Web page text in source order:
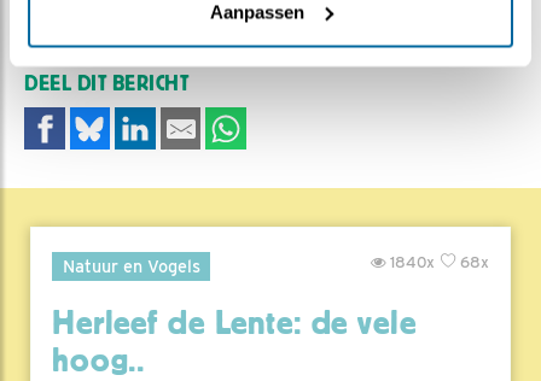
Aanpassen
DEEL DIT BERICHT
Natuur en Vogels 68x
1840x
Herleef de Lente: de vele
hoog..